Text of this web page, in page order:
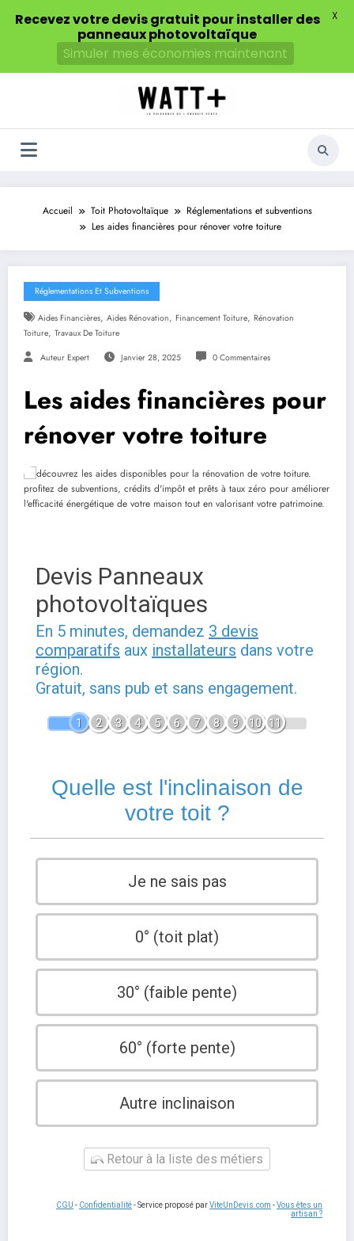
Accueil Toit Photovoltaïque
Réglementations et subventions
Les aides financières pour rénover votre toiture
Réglementations Et Subventions
Aides Financières, Aides Rénovation, Financement Toiture, Rénovation
Toiture, Travaux De Toiture
Auteur Expert Janvier 28, 2025 0 Commentaires
Les aides financières pour
rénover votre toiture
Devis Panneaux
photovoltaïques
En 5 minutes, demandez 3 devis
comparatifs aux installateurs dans votre
région.
Gratuit, sans pub et sans engagement.
1 2 3 4 5 6 7 8 9 10 11
Quelle est l'inclinaison de
votre toit ?
Je ne sais pas
0° (toit plat)
30° (faible pente)
60° (forte pente)
Autre inclinaison
Retour à la liste des métiers
CGU - Confidentialité- Service proposé parViteUnDevis.com -Vous êtes un
artisan ?
Recevez votre devis gratuit pour installer des
panneaux photovoltaïque
Simuler mes économies maintenant
X